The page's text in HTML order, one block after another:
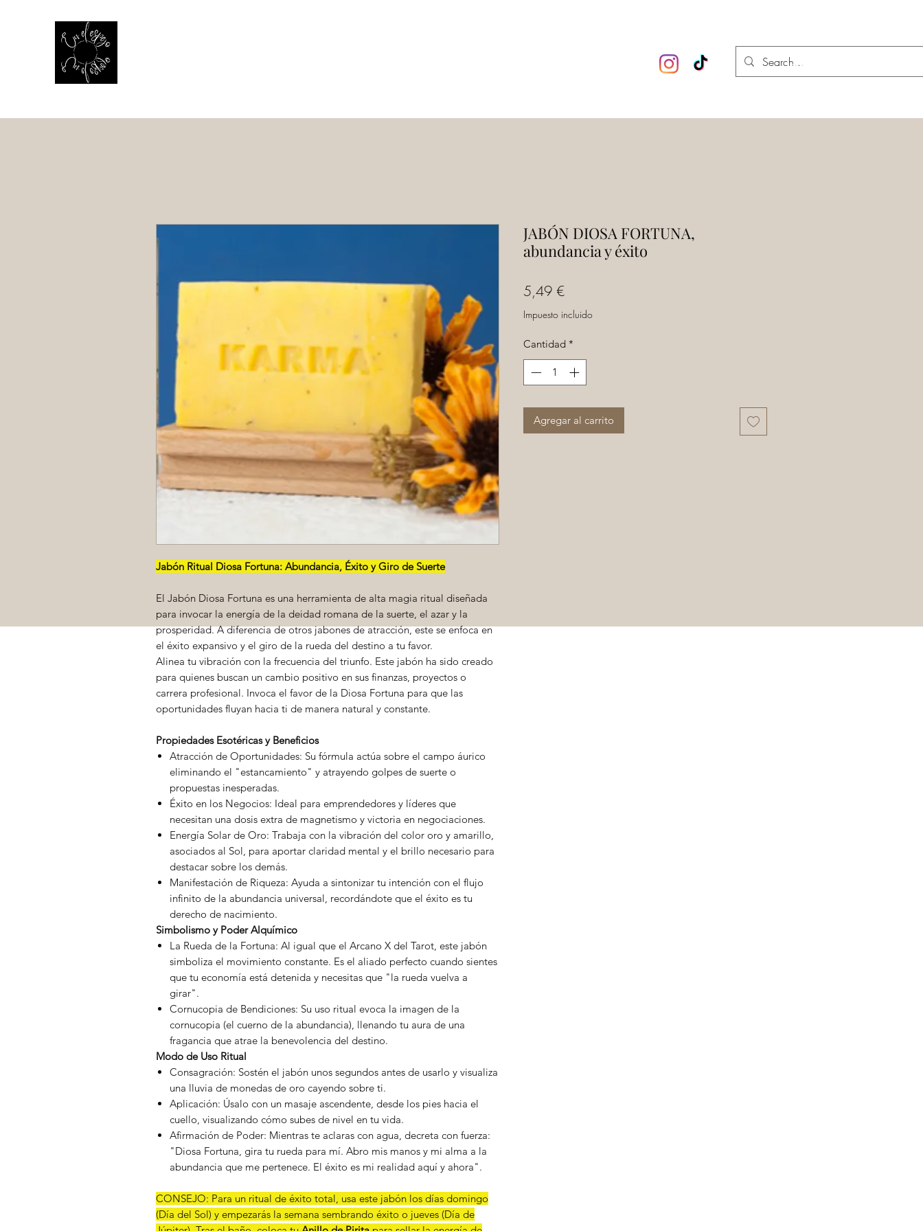
Escuela esotérica Iniciar sesión
Jabón Ritual Diosa Fortuna: Abundancia, Éxito y Giro de Suerte
El Jabón Diosa Fortuna es una herramienta de alta magia ritual diseñada
para invocar la energía de la deidad romana de la suerte, el azar y la
prosperidad. A diferencia de otros jabones de atracción, este se enfoca en
el éxito expansivo y el giro de la rueda del destino a tu favor.
Alinea tu vibración con la frecuencia del triunfo. Este jabón ha sido creado
para quienes buscan un cambio positivo en sus finanzas, proyectos o
carrera profesional. Invoca el favor de la Diosa Fortuna para que las
oportunidades fluyan hacia ti de manera natural y constante.
Propiedades Esotéricas y Beneficios
Atracción de Oportunidades: Su fórmula actúa sobre el campo áurico
eliminando el "estancamiento" y atrayendo golpes de suerte o
propuestas inesperadas.
Éxito en los Negocios: Ideal para emprendedores y líderes que
necesitan una dosis extra de magnetismo y victoria en negociaciones.
Energía Solar de Oro: Trabaja con la vibración del color oro y amarillo,
asociados al Sol, para aportar claridad mental y el brillo necesario para
destacar sobre los demás.
Manifestación de Riqueza: Ayuda a sintonizar tu intención con el flujo
infinito de la abundancia universal, recordándote que el éxito es tu
derecho de nacimiento.
Simbolismo y Poder Alquímico
La Rueda de la Fortuna: Al igual que el Arcano X del Tarot, este jabón
simboliza el movimiento constante. Es el aliado perfecto cuando sientes
que tu economía está detenida y necesitas que "la rueda vuelva a
girar".
Cornucopia de Bendiciones: Su uso ritual evoca la imagen de la
cornucopia (el cuerno de la abundancia), llenando tu aura de una
fragancia que atrae la benevolencia del destino.
Modo de Uso Ritual
Consagración: Sostén el jabón unos segundos antes de usarlo y visualiza
una lluvia de monedas de oro cayendo sobre ti.
Aplicación: Úsalo con un masaje ascendente, desde los pies hacia el
cuello, visualizando cómo subes de nivel en tu vida.
Afirmación de Poder: Mientras te aclaras con agua, decreta con fuerza:
"Diosa Fortuna, gira tu rueda para mí. Abro mis manos y mi alma a la
abundancia que me pertenece. El éxito es mi realidad aquí y ahora".
CONSEJO: Para un ritual de éxito total, usa este jabón los días domingo
(Día del Sol) y empezarás la semana sembrando éxito o jueves (Día de
JABÓN DIOSA FORTUNA,
abundancia y éxito
5,49 €Precio
Impuesto incluido
Cantidad *
Agregar al carrito